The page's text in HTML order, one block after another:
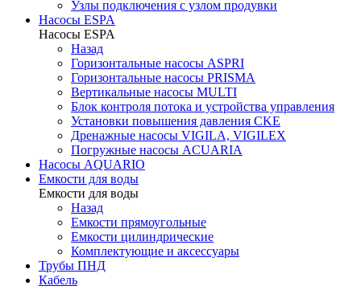
Узлы подключения с узлом продувки
Насосы ESPA
Насосы ESPA
Назад
Горизонтальные насосы ASPRI
Горизонтальные насосы PRISMA
Вертикальные насосы MULTI
Блок контроля потока и устройства управления
Установки повышения давления CKE
Дренажные насосы VIGILA, VIGILEX
Погружные насосы ACUARIA
Насосы AQUARIO
Емкости для воды
Емкости для воды
Назад
Емкости прямоугольные
Емкости цилиндрические
Комплектующие и аксессуары
Трубы ПНД
Кабель